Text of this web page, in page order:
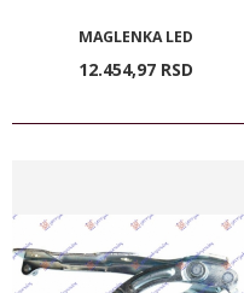
MAGLENKA LED
12.454,97 RSD